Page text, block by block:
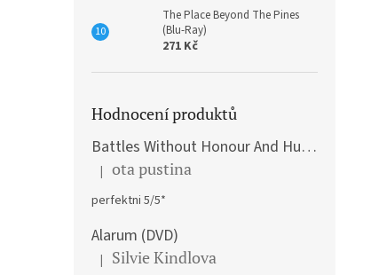
The Place Beyond The Pines
(Blu-Ray)
271 Kč
Hodnocení produktů
Battles Without Honour And Humanity / Yakuza Graveyad / Street Mobster DVD
Hodnocení produktu je 5 z 5 hvězdiček.
| ota pustina
perfektni 5/5*
Alarum (DVD)
Hodnocení produktu je 5 z 5 hvězdiček.
| Silvie Kindlova